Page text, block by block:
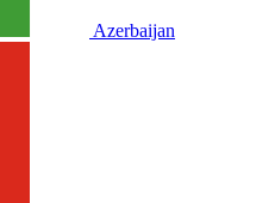
Azerbaijan